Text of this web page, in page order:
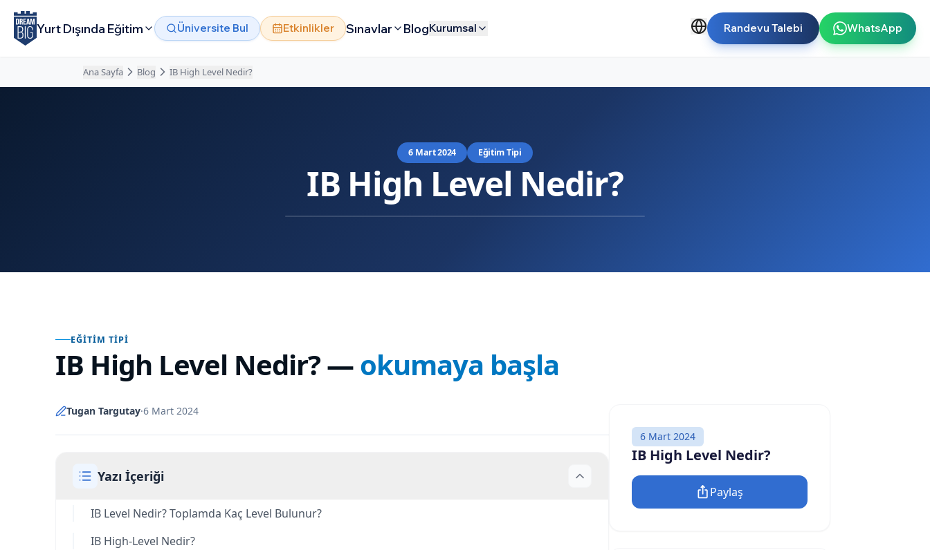
Ana içeriğe atla
Yurt Dışında Eğitim Üniversite Bul Etkinlikler Sınavlar BlogKurumsal Randevu Talebi WhatsApp
Ana Sayfa Blog IB High Level Nedir?
6 Mart 2024 Eğitim Tipi
IB High Level Nedir?
EĞITIM TIPI
IB High Level Nedir?—okumaya başla
Tugan Targutay·6 Mart 2024
Yazı İçeriği
IB Level Nedir? Toplamda Kaç Level Bulunur?
IB High-Level Nedir?
6 Mart 2024
IB High Level Nedir?
Paylaş